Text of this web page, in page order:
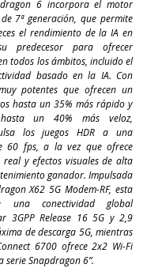
6 incorpora el motor
7ª generación, que permite
el rendimiento de la IA en
predecesor para ofrecer
todos los ámbitos, incluido el
basado en la IA. Con
potentes que ofrecen un
hasta un 35% más rápido y
un 40% más veloz,
los juegos HDR a una
60 fps, a la vez que ofrece
real y efectos visuales de alta
ganador. Impulsada
X62 5G Modem-RF, esta
una conectividad global
3GPP Release 16 5G y 2,9
de descarga 5G, mientras
6700 ofrece 2x2 Wi-Fi
serie Snapdragon 6”.